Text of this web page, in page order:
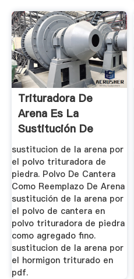
Trituradora De
Arena Es La
Sustitución De
Arena De Río
sustitucion de la arena por
el polvo trituradora de
piedra. Polvo De Cantera
Como Reemplazo De Arena
sustitución de la arena por
el polvo de cantera en
polvo trituradora de piedra
como agregado fino.
sustitucion de la arena por
el hormigon triturado en
pdf.